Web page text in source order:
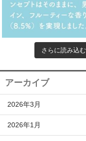
さらに読み込む
アーカイブ
2026年3月
2026年1月